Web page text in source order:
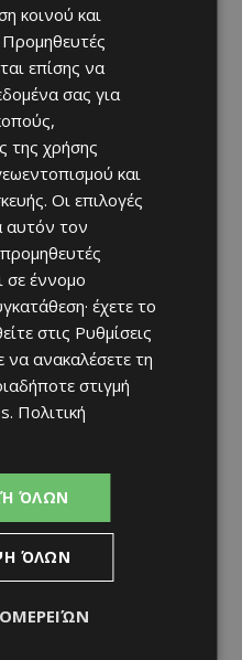
κοινού και
Προμηθευτές
επίσης να
σας για
της χρήσης
και
Οι επιλογές
αυτόν τον
σε έννομο
έχετε το
στις Ρυθμίσεις
να ανακαλέσετε τη
στιγμή
. Πολιτική
ΌΛΩΝ
ΌΛΩΝ